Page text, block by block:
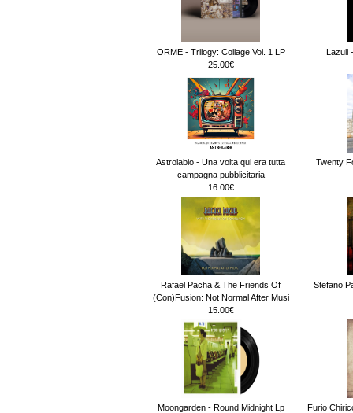
ORME - Trilogy: Collage Vol. 1 LP
25.00€
Lazuli
Astrolabio - Una volta qui era tutta
campagna pubblicitaria
16.00€
Twenty
Rafael Pacha & The Friends Of
(Con)Fusion: Not Normal After Musi
15.00€
Stefano
Moongarden - Round Midnight Lp
Furio